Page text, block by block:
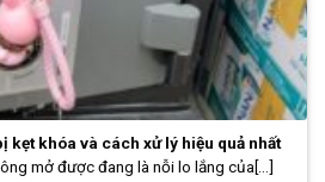
kẹt khóa và cách xử lý hiệu quả nhất
mở được đang là nỗi lo lắng của[...]